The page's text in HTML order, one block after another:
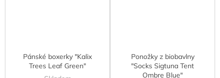
Pánské boxerky "Kalix
Trees Leaf Green"
Ponožky z biobavlny
"Socks Sigtuna Tent
Ombre Blue"